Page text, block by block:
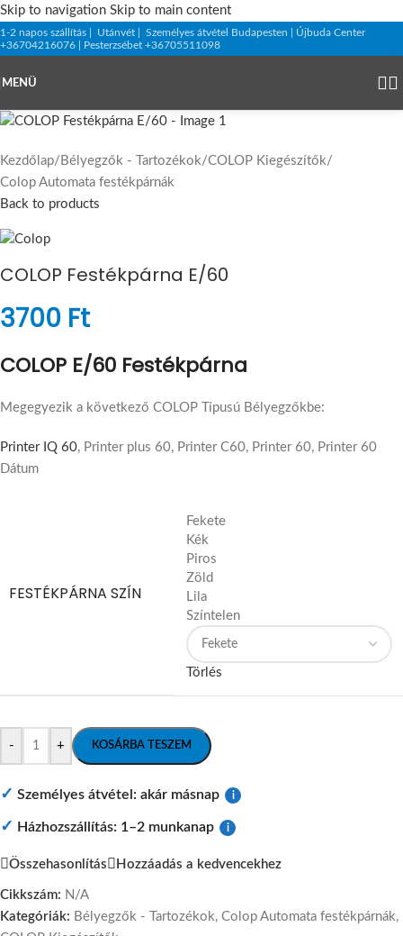
Skip to navigation Skip to main content
1-2 napos szállítás | Utánvét | Személyes átvétel Budapesten | Újbuda Center
+36704216076 | Pesterzsébet +36705511098
MENÜ
Kezdőlap/ Bélyegzők - Tartozékok/COLOP Kiegészítők/
Colop Automata festékpárnák
Back to products
COLOP Festékpárna E/60
3700 Ft
COLOP E/60 Festékpárna
Megegyezik a következő COLOP Típusú Bélyegzőkbe:
Printer IQ 60, Printer plus 60, Printer C60, Printer 60, Printer 60
Dátum
FESTÉKPÁRNA SZÍN
Fekete
Kék
Piros
Zöld
Lila
Színtelen
Törlés
- + KOSÁRBA TESZEM
✓ Személyes átvétel: akár másnap i
✓ Házhozszállítás: 1–2 munkanap i
Összehasonlítás Hozzáadás a kedvencekhez
Cikkszám: N/A
Kategóriák: Bélyegzők - Tartozékok, Colop Automata festékpárnák,